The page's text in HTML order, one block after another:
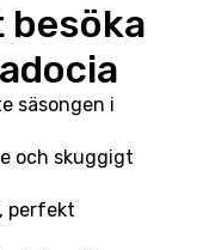
besöka
säsongen i
och skuggigt
perfekt